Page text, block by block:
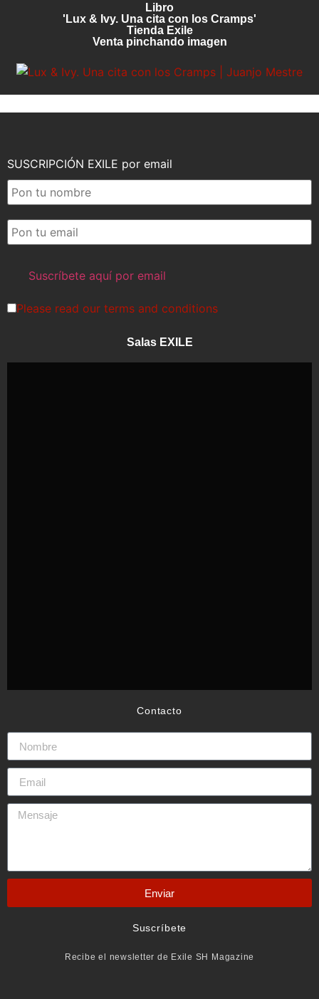
Libro
'Lux & Ivy. Una cita con los Cramps'
Tienda Exile
Venta pinchando imagen
SUSCRIPCIÓN EXILE por email
Please read our terms and conditions
Salas EXILE
Contacto
Enviar
Suscríbete
Recibe el newsletter de Exile SH Magazine